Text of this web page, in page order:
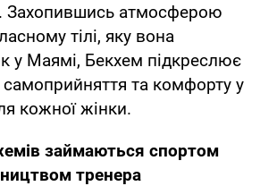
Захопившись атмосферою
тілі, яку вона
у Маямі, Бекхем підкреслює
та комфорту у
кожної жінки.
займаються спортом
тренера